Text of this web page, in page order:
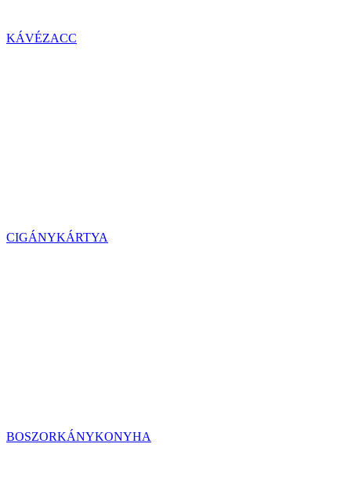
KÁVÉZACC
CIGÁNYKÁRTYA
BOSZORKÁNYKONYHA